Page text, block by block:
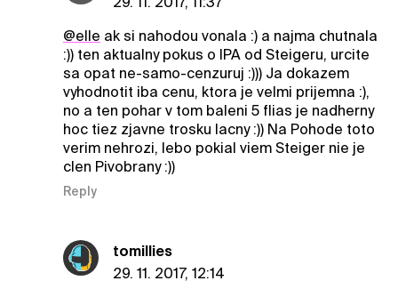
@elle ak si nahodou vonala :) a najma chutnala
:)) ten aktualny pokus o IPA od Steigeru, urcite
sa opat ne-samo-cenzuruj :))) Ja dokazem
vyhodnotit iba cenu, ktora je velmi prijemna :),
no a ten pohar v tom baleni 5 flias je nadherny
hoc tiez zjavne trosku lacny :)) Na Pohode toto
verim nehrozi, lebo pokial viem Steiger nie je
clen Pivobrany :))
Reply
tomillies
29. 11. 2017, 12:14